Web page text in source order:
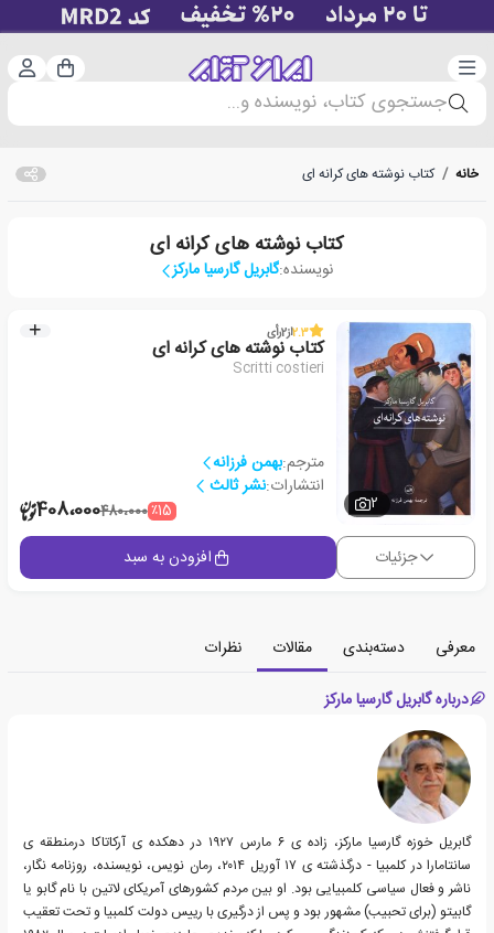
دسته‌بندی سبد
جستجوی کتاب، نویسنده و...
خانه / کتاب نوشته های کرانه ای
کتاب نوشته های کرانه ای
نویسنده:گابریل گارسیا مارکز
2
2.3از2رأی
کتاب نوشته های کرانه ای
Scritti costieri
مترجم:بهمن فرزانه
انتشارات:نشر ثالث
٪15480،000408،000
جزئیات افزودن به سبد
معرفی دسته‌بندی مقالات
نظرات
درباره گابریل گارسیا مارکز
گابریل خوزه گارسیا مارکز، زاده ی ۶ مارس ۱۹۲۷ در دهکده ی آرکاتاکا درمنطقه ی
سانتامارا در کلمبیا - درگذشته ی ۱۷ آوریل ۲۰۱۴، رمان نویس، نویسنده، روزنامه نگار،
ناشر و فعال سیاسی کلمبیایی بود. او بین مردم کشورهای آمریکای لاتین با نام گابو یا
گابیتو (برای تحبیب) مشهور بود و پس از درگیری با رییس دولت کلمبیا و تحت تعقیب